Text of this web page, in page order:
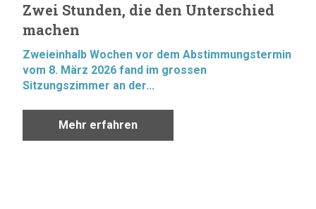
Zwei Stunden, die den Unterschied
machen
Zweieinhalb Wochen vor dem Abstimmungstermin
vom 8. März 2026 fand im grossen
Sitzungszimmer an der...
Mehr erfahren